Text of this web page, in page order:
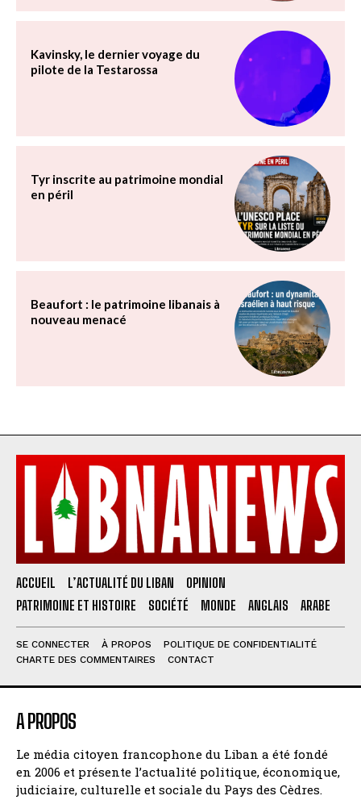
Kavinsky, le dernier voyage du
pilote de la Testarossa
Tyr inscrite au patrimoine mondial
en péril
Beaufort : le patrimoine libanais à
nouveau menacé
ACCUEIL L’ACTUALITÉ DU LIBAN
OPINION
PATRIMOINE ET HISTOIRE
SOCIÉTÉ MONDE ANGLAIS ARABE
SE CONNECTER À PROPOS
POLITIQUE DE CONFIDENTIALITÉ
CHARTE DES COMMENTAIRES
CONTACT
A PROPOS
Le média citoyen francophone du Liban a été fondé
en 2006 et présente l’actualité politique, économique,
judiciaire, culturelle et sociale du Pays des Cèdres.